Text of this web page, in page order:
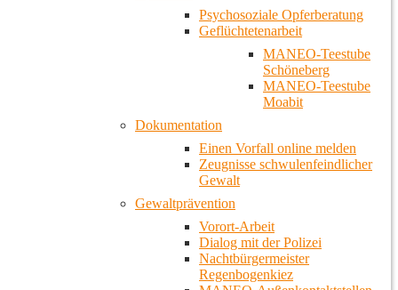
Psychosoziale Opferberatung
Geflüchtetenarbeit
MANEO-Teestube
Schöneberg
MANEO-Teestube
Moabit
Dokumentation
Einen Vorfall online melden
Zeugnisse schwulenfeindlicher
Gewalt
Gewaltprävention
Vorort-Arbeit
Dialog mit der Polizei
Nachtbürgermeister
Regenbogenkiez